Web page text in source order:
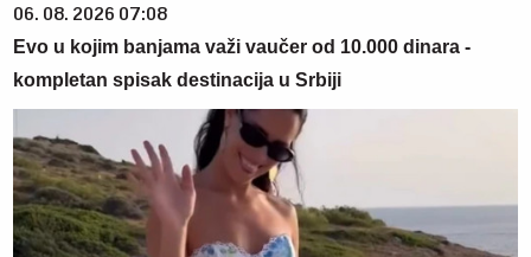
06. 08. 2026 07:08
Evo u kojim banjama važi vaučer od 10.000 dinara -
kompletan spisak destinacija u Srbiji